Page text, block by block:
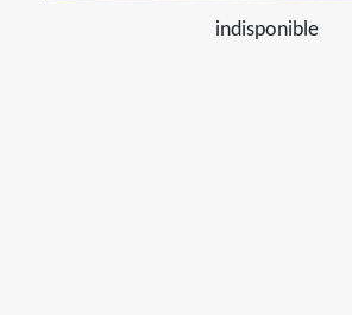
indisponible